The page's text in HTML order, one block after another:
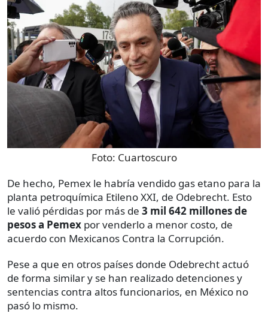
Foto: Cuartoscuro
De hecho, Pemex le habría vendido gas etano para la
planta petroquímica Etileno XXI, de Odebrecht. Esto
le valió pérdidas por más de 3 mil 642 millones de
pesos a Pemex por venderlo a menor costo, de
acuerdo con Mexicanos Contra la Corrupción.
Pese a que en otros países donde Odebrecht actuó
de forma similar y se han realizado detenciones y
sentencias contra altos funcionarios, en México no
pasó lo mismo.